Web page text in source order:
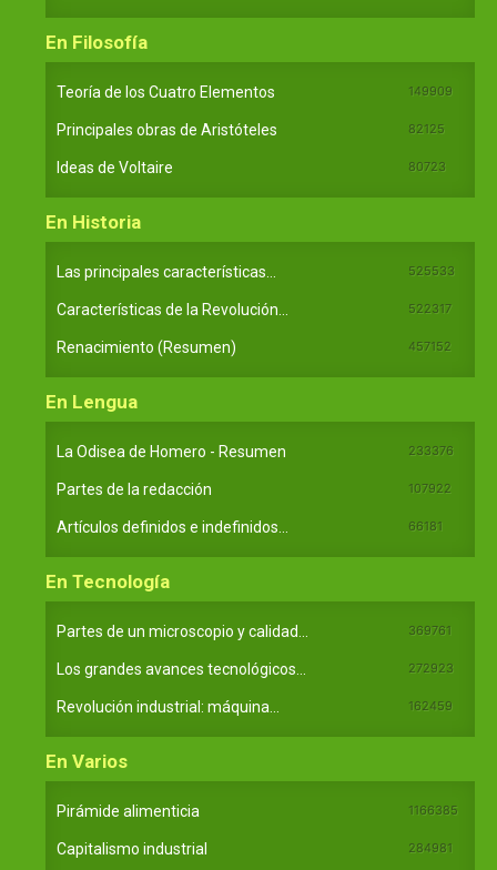
En Filosofía
Teoría de los Cuatro Elementos 149909
Principales obras de Aristóteles 82125
Ideas de Voltaire 80723
En Historia
Las principales características... 525533
Características de la Revolución... 522317
Renacimiento (Resumen) 457152
En Lengua
La Odisea de Homero - Resumen 233376
Partes de la redacción 107922
Artículos definidos e indefinidos... 66181
En Tecnología
Partes de un microscopio y calidad... 369761
Los grandes avances tecnológicos... 272923
Revolución industrial: máquina... 162459
En Varios
Pirámide alimenticia 1166385
Capitalismo industrial 284981